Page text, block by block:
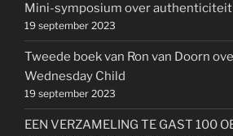
Mini-symposium over authenticiteit
19 september 2023
Tweede boek van Ron van Doorn
Wednesday Child
19 september 2023
EEN VERZAMELING TE GAST 100